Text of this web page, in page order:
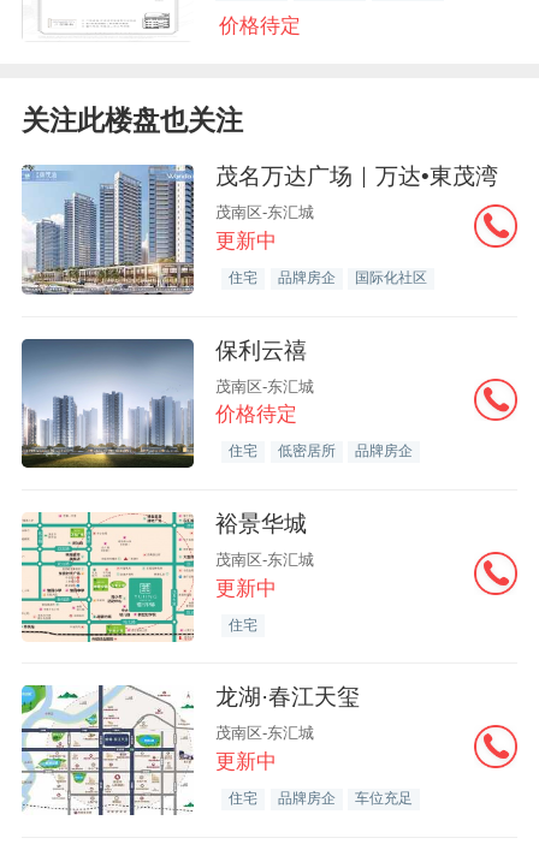
价格待定
关注此楼盘也关注
茂名万达广场｜万达•東茂湾
茂南区-东汇城
更新中
住宅 品牌房企 国际化社区
保利云禧
茂南区-东汇城
价格待定
住宅 低密居所 品牌房企
裕景华城
茂南区-东汇城
更新中
住宅
龙湖·春江天玺
茂南区-东汇城
更新中
住宅 品牌房企 车位充足